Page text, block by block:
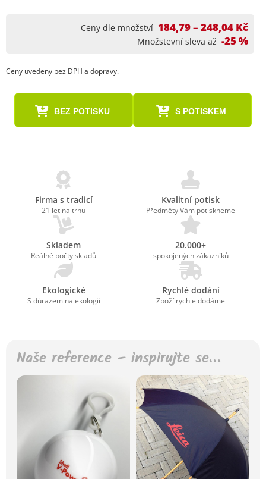
Ceny dle množství 184,79 – 248,04 Kč
Množstevní sleva až -25 %
Ceny uvedeny bez DPH a dopravy.
BEZ POTISKU S POTISKEM
Firma s tradicí
21 let na trhu
Kvalitní potisk
Předměty Vám potiskneme
Skladem
Reálné počty skladů
20.000+
spokojených zákazníků
Ekologické
S důrazem na ekologii
Rychlé dodání
Zboží rychle dodáme
Naše reference – inspirujte se…